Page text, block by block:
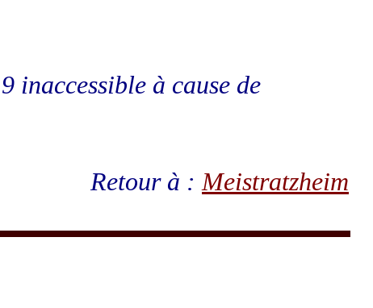
à cause de
Retour à : Meistratzheim